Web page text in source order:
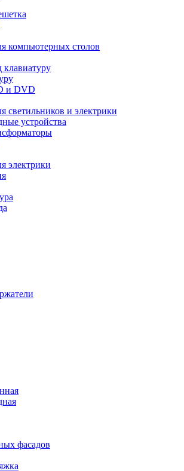
компьютерных столов
и DVD
светильников и электрики
устройства
электрики
фасадов